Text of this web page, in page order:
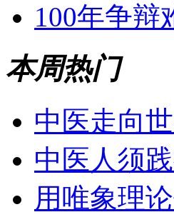
100年争
本周热门
中医走向
中医人须
用唯象理